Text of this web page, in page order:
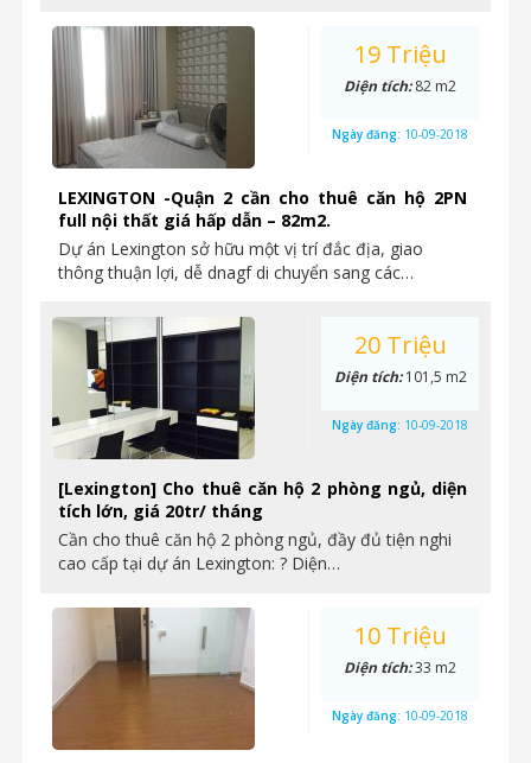
LEXINGTON -Quận 2 cần cho thuê căn hộ 2PN
full nội thất giá hấp dẫn – 82m2.
Dự án Lexington sở hữu một vị trí đắc địa, giao
thông thuận lợi, dễ dnagf di chuyển sang các…
19 Triệu
Diện tích:82 m2
Ngày đăng: 10-09-2018
[Lexington] Cho thuê căn hộ 2 phòng ngủ, diện
tích lớn, giá 20tr/ tháng
Cần cho thuê căn hộ 2 phòng ngủ, đầy đủ tiện nghi
cao cấp tại dự án Lexington: ? Diện…
20 Triệu
Diện tích:101,5 m2
Ngày đăng: 10-09-2018
10 Triệu
Diện tích:33 m2
Ngày đăng: 10-09-2018